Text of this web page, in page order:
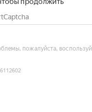
пожалуйста,